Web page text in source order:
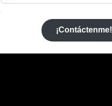
¡Contáctenme!